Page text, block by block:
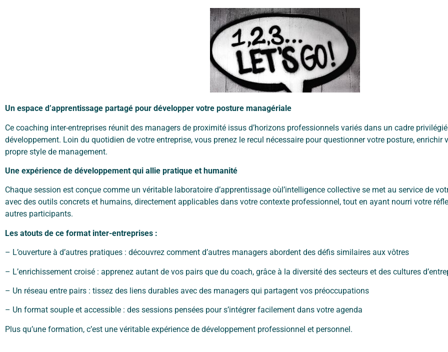
Un espace d’apprentissage partagé pour développer votre posture managériale
Ce coaching inter-entreprises réunit des managers de proximité issus d’horizons professionnels variés dans un cadre privilégié
développement. Loin du quotidien de votre entreprise, vous prenez le recul nécessaire pour questionner votre posture, enrichir
propre style de management.
Une expérience de développement qui allie pratique et humanité
Chaque session est conçue comme un véritable laboratoire d’apprentissage où l’intelligence collective se met au service de
avec des outils concrets et humains, directement applicables dans votre contexte professionnel, tout en ayant nourri votre
autres participants.
Les atouts de ce format inter-entreprises :
– L’ouverture à d’autres pratiques : découvrez comment d’autres managers abordent des défis similaires aux vôtres
– L’enrichissement croisé : apprenez autant de vos pairs que du coach, grâce à la diversité des secteurs et des cultures
– Un réseau entre pairs : tissez des liens durables avec des managers qui partagent vos préoccupations
– Un format souple et accessible : des sessions pensées pour s’intégrer facilement dans votre agenda
Plus qu’une formation, c’est une véritable expérience de développement professionnel et personnel.